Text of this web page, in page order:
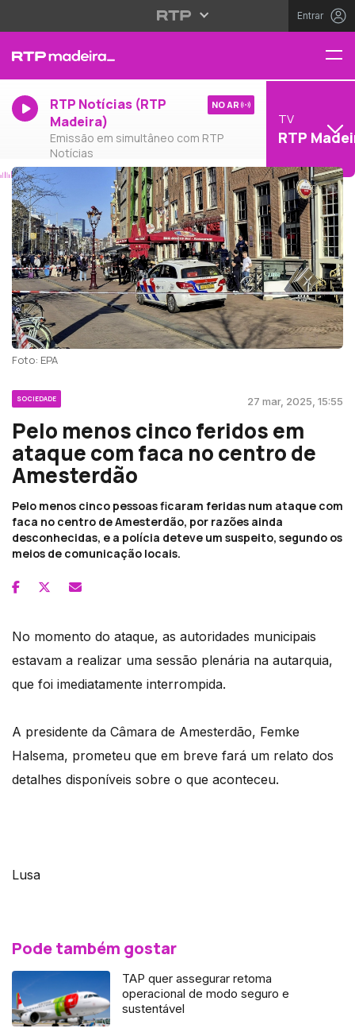
Entrar
RTP Notícias (RTP
Madeira)
Emissão em simultâneo com RTP
Notícias
NO AR
TV
RTP
Foto: EPA
SOCIEDADE 27 mar, 2025, 15:55
Pelo menos cinco feridos em
ataque com faca no centro de
Amesterdão
Pelo menos cinco pessoas ficaram feridas num ataque com
faca no centro de Amesterdão, por razões ainda
desconhecidas, e a polícia deteve um suspeito, segundo os
meios de comunicação locais.
No momento do ataque, as autoridades municipais
estavam a realizar uma sessão plenária na autarquia,
que foi imediatamente interrompida.
A presidente da Câmara de Amesterdão, Femke
Halsema, prometeu que em breve fará um relato dos
detalhes disponíveis sobre o que aconteceu.
Lusa
Pode também gostar
TAP quer assegurar retoma
operacional de modo seguro e
sustentável